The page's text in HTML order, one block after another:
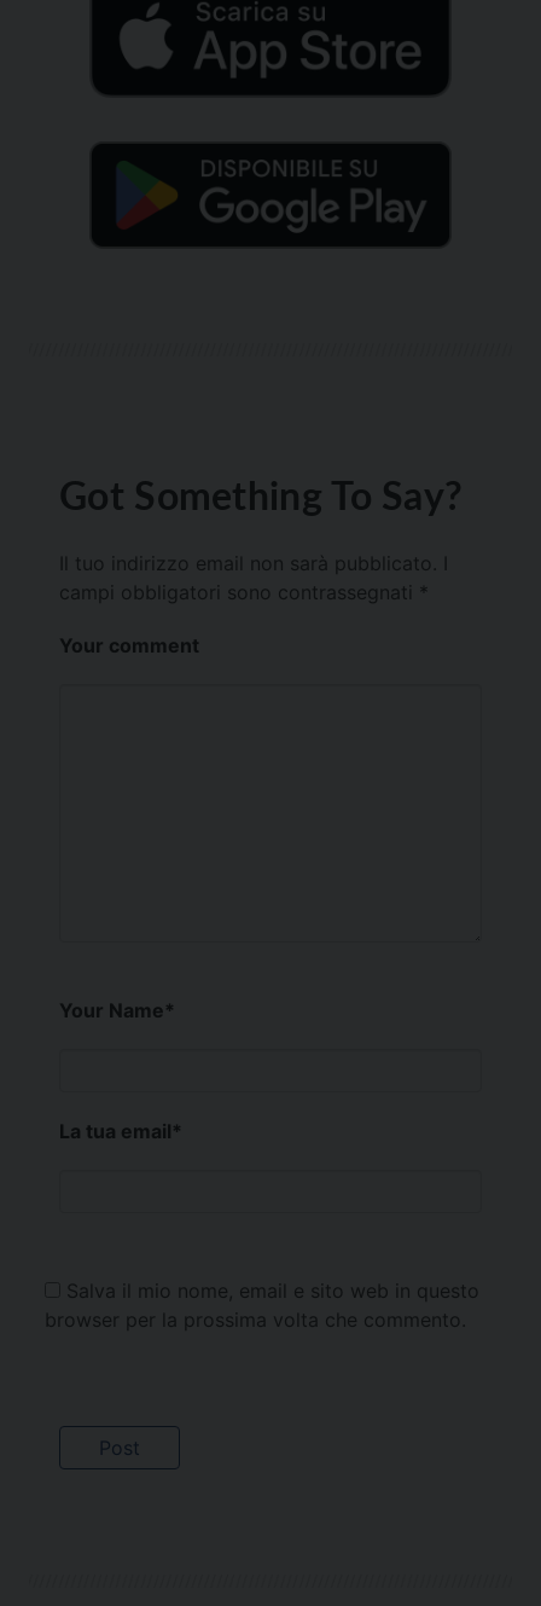
Got Something To Say?
Il tuo indirizzo email non sarà pubblicato.
campi obbligatori sono contrassegnati *
Your comment
Your Name*
La tua email*
Salva il mio nome, email e sito web in questo
browser per la prossima volta che commento.